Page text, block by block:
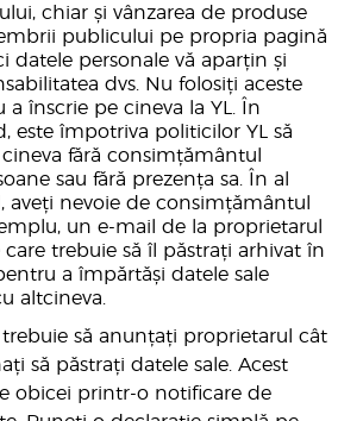
chiar și vânzarea de produse
publicului pe propria pagină
datele personale vă aparțin și
dvs. Nu folosiți aceste
a înscrie pe cineva la YL. În
este împotriva politicilor YL să
fără consimțământul
sau fără prezența sa. În al
aveți nevoie de consimțământul
un e-mail de la proprietarul
care trebuie să îl păstrați arhivat în
a împărtăși datele sale
altcineva.
trebuie să anunțați proprietarul cât
să păstrați datele sale. Acest
obicei printr-o notificare de